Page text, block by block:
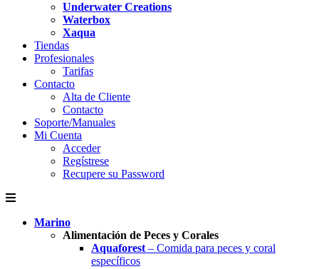
Underwater Creations
Waterbox
Xaqua
Tiendas
Profesionales
Tarifas
Contacto
Alta de Cliente
Contacto
Soporte/Manuales
Mi Cuenta
Acceder
Regístrese
Recupere su Password
Marino
Alimentación de Peces y Corales
Aquaforest – Comida para peces y coral
específicos